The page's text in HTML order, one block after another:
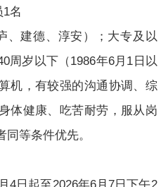
名
、建德、淳安）；大专及以
周岁以下（1986年6月1日以
机，有较强的沟通协调、综
体健康、吃苦耐劳，服从岗
等条件优先。
4日起至2026年6月7日下午2